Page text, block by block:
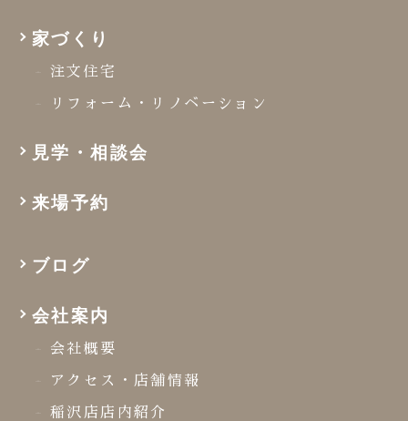
家づくり
注文住宅
リフォーム・リノベーション
見学・相談会
来場予約
ブログ
会社案内
会社概要
アクセス・店舗情報
稲沢店店内紹介